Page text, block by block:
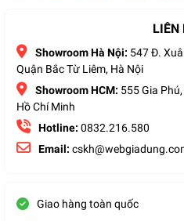
LIÊN
Showroom Hà Nội: 547 Đ.
Quận Bắc Từ Liêm, Hà Nội
Showroom HCM: 555 Gia
Hồ Chí Minh
Hotline: 0832.216.580
Email:
Giao hàng toàn quốc